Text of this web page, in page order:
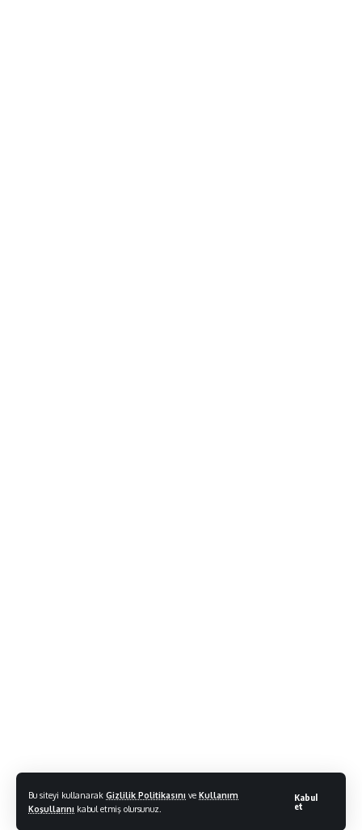
Bu siteyi kullanarak Gizlilik Politikasını ve Kullanım
Koşullarını kabul etmiş olursunuz.
Kabul
et